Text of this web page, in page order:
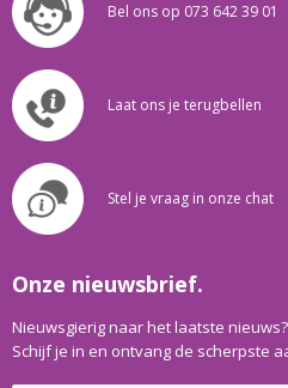
Bel ons op 073 642 39 01
Laat ons je terugbellen
Stel je vraag in onze chat
Onze nieuwsbrief.
Nieuwsgierig naar het laatste nieuws?
Schijf je in en ontvang de scherpste